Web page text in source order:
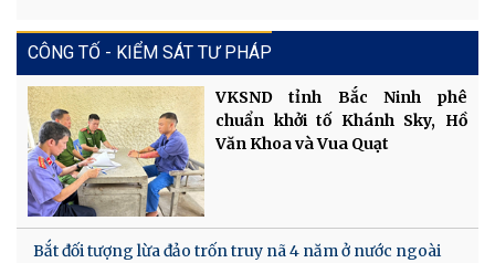
CÔNG TỐ - KIỂM SÁT TƯ PHÁP
VKSND tỉnh Bắc Ninh phê
chuẩn khởi tố Khánh Sky, Hồ
Văn Khoa và Vua Quạt
Bắt đối tượng lừa đảo trốn truy nã 4 năm ở nước ngoài